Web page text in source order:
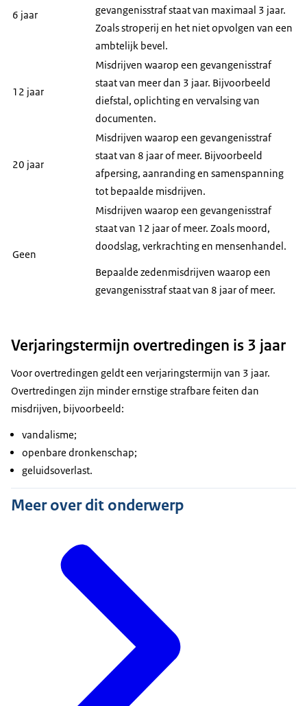
6 jaar
gevangenisstraf staat van maximaal 3 jaar.
Zoals stroperij en het niet opvolgen van een
ambtelijk bevel.
12 jaar
Misdrijven waarop een gevangenisstraf
staat van meer dan 3 jaar. Bijvoorbeeld
diefstal, oplichting en vervalsing van
documenten.
20 jaar
Misdrijven waarop een gevangenisstraf
staat van 8 jaar of meer. Bijvoorbeeld
afpersing, aanranding en samenspanning
tot bepaalde misdrijven.
Geen
Misdrijven waarop een gevangenisstraf
staat van 12 jaar of meer. Zoals moord,
doodslag, verkrachting en mensenhandel.
Bepaalde zedenmisdrijven waarop een
gevangenisstraf staat van 8 jaar of meer.
Verjaringstermijn overtredingen is 3 jaar
Voor overtredingen geldt een verjaringstermijn van 3 jaar.
Overtredingen zijn minder ernstige strafbare feiten dan
misdrijven, bijvoorbeeld:
vandalisme;
openbare dronkenschap;
geluidsoverlast.
Meer over dit onderwerp